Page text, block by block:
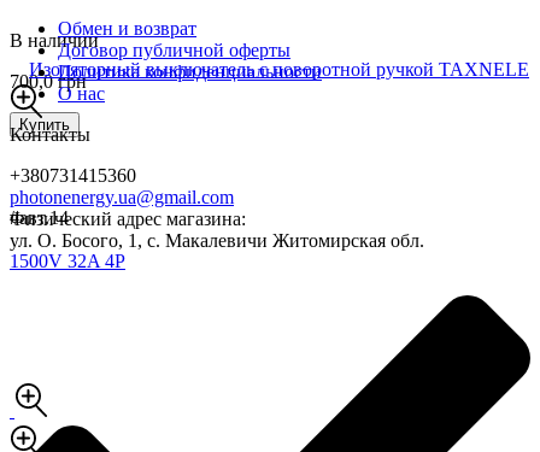
В наличии
700,0 грн
Купить
#авт.14
Обмен и возврат
Договор публичной оферты
Политика конфиденциальности
О нас
Контакты
+380731415360
photonenergy.ua@gmail.com
Физический адрес магазина:
ул. О. Босого, 1, с. Макалевичи Житомирская обл.